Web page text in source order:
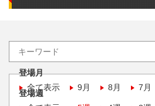
登場月
全て表示
9月 8月 7月
登場週